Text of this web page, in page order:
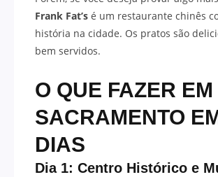
Frank Fat’s é um restaurante chinês
história na cidade. Os pratos são
bem servidos.
O QUE FAZER EM
SACRAMENTO
DIAS
Dia 1: Centro Histórico e